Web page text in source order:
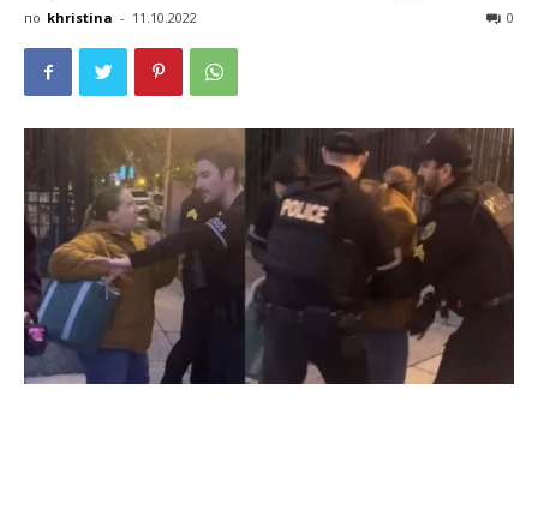
по khristina - 11.10.2022 0